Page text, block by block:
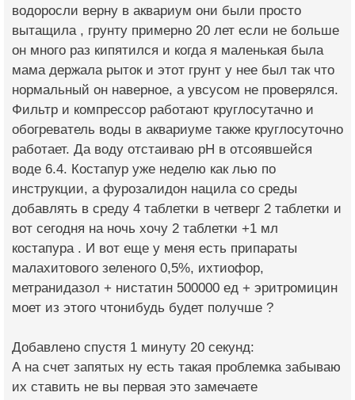
водоросли верну в аквариум они были просто
вытащила , грунту примерно 20 лет если не больше
он много раз кипятился и когда я маленькая была
мама держала рыток и этот грунт у нее был так что
нормальный он наверное, а увсусом не проверялся.
Фильтр и компрессор работают круглосутачно и
обогреватель воды в аквариуме также круглосуточно
работает. Да воду отстаиваю рН в отсоявшейся
воде 6.4. Костапур уже неделю как лью по
инструкции, а фурозалидон нацила со среды
добавлять в среду 4 таблетки в четверг 2 таблетки и
вот сегодня на ночь хочу 2 таблетки +1 мл
костапура . И вот еще у меня есть припараты
малахитового зеленого 0,5%, ихтиофор,
метранидазол + нистатин 500000 ед + эритромицин
моет из этого чтонибудь будет получше ?
Добавлено спустя 1 минуту 20 секунд:
А на счет запятых ну есть такая проблемка забываю
их ставить не вы первая это замечаете